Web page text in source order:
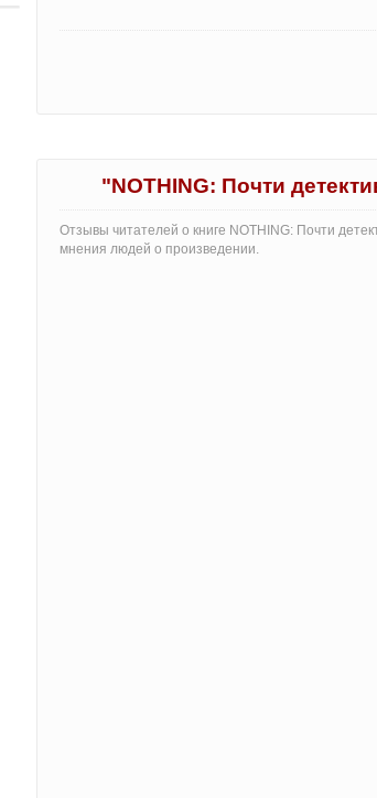
"NOTHING: Почти
Отзывы читателей о книге NOTHING: Почти
мнения людей о произведении.